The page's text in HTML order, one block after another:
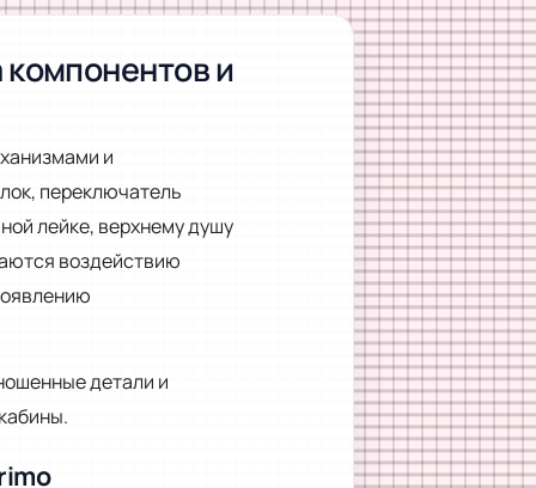
и
и
переключатель
лейке, верхнему душу
воздействию
детали и